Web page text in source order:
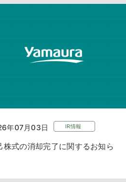
年07月03日 IR情報
株式の消却完了に関するお知ら